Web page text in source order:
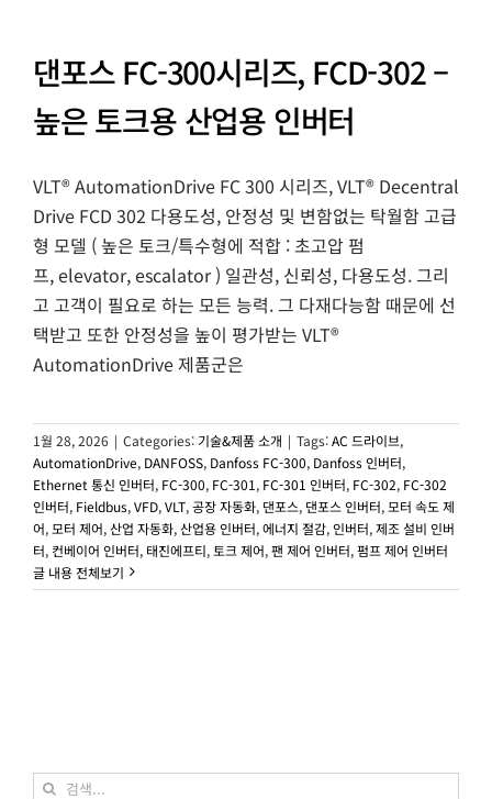
댄포스 FC-300시리즈, FCD-302 –
높은 토크용 산업용 인버터
VLT® AutomationDrive FC 300 시리즈, VLT® Decentral
Drive FCD 302 다용도성, 안정성 및 변함없는 탁월함 고급
형 모델 ( 높은 토크/특수형에 적합 : 초고압 펌
프, elevator, escalator ) 일관성, 신뢰성, 다용도성. 그리
고 고객이 필요로 하는 모든 능력. 그 다재다능함 때문에 선
택받고 또한 안정성을 높이 평가받는 VLT®
AutomationDrive 제품군은
1월 28, 2026 | Categories: 기술&제품 소개 | Tags:AC 드라이브,
AutomationDrive, DANFOSS, Danfoss FC-300, Danfoss 인버터,
Ethernet 통신 인버터, FC-300, FC-301, FC-301 인버터, FC-302, FC-302
인버터, Fieldbus,VFD,VLT,공장 자동화, 댄포스, 댄포스 인버터,모터 속도 제
어,모터 제어,산업 자동화,산업용 인버터,에너지 절감,인버터,제조 설비 인버
터, 컨베이어 인버터, 태진에프티,토크 제어,팬 제어 인버터,펌프 제어 인버터
글 내용 전체보기
검